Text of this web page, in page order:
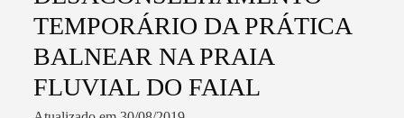
Categorias gerais
TEMPORÁRIO DA PRÁTICA
BALNEAR NA PRAIA
FLUVIAL DO FAIAL